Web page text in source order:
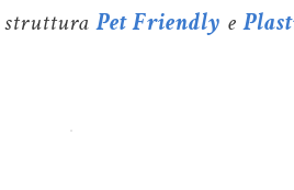
strutturaPet Friendly e